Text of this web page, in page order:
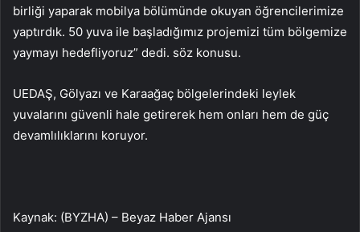
birliği yaparak mobilya bölümünde okuyan öğrencilerimize
yaptırdık. 50 yuva ile başladığımız projemizi tüm bölgemize
yaymayı hedefliyoruz” dedi. söz konusu.
UEDAŞ, Gölyazı ve Karaağaç bölgelerindeki leylek
yuvalarını güvenli hale getirerek hem onları hem de güç
devamlılıklarını koruyor.
Kaynak: (BYZHA) – Beyaz Haber Ajansı